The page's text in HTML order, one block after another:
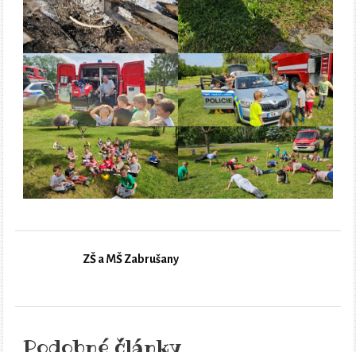
ZŠ a MŠ Zabrušany
Podobné články